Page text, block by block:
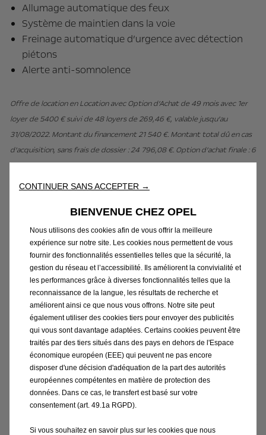
Allumage automatique des feux
Système de maintien dans la voie
Freinage automatique d’urgence avec détection
piétons
Alerte anti-somnolence
Offre de location en Location avec Option d’Achat de 49 mois avec 1er
loyer de 5400 € suivi de 48 loyers de 269,46 €, valable jusqu’au
31/08/2022. Montant du financement 21 540 €. Montant total dû en cas
d’acquisition, sans frais de dossier : 24 796,08 €. Option d’achat finale : 6
462 €. Montants exprimés TTC et hors prestations complémentaires
de 60 ans (sous réserve des conditions d’éligibilité) : un coût total de
950,11 € sur la durée totale du prêt ; un coût mensuel de 19,39 €, qui
s’ajoute à chaque loyer. Le montant de l’assurance facultative
emprunteur varie en fonction de l’âge et du type de garanties. Cette
assurance couvre le Décès, la Perte Totale et Irréversible d’Autonomie,
et l’Incapacité Temporaire Totale de Travail. Offre de location avec
option d’achat, réservée aux particulier non cumulable avec toutes
autres offres en cours dans la limite des stocks disponibles, pour la
commande d’un véhicule chez Autos GM. Sous réserve d’étude et
d’acceptation par le bailleur Somafi-Soguafi : SCA au capital de 19 063
095 € agréée en qualité de société de financement, immatriculée au RCS
de Fort-de-France sous le numéro 303 160 501 - Siège social : ZI les
Mangles97 232 Le Lamentin. Intermédiaire en assurance immatriculé
de rétractation de 14 jours (réductible jusqu’à 3 jours) à compter de son
CONTINUER SANS ACCEPTER →
BIENVENUE CHEZ OPEL
Nous utilisons des cookies afin de vous offrir la meilleure
expérience sur notre site. Les cookies nous permettent de vous
fournir des fonctionnalités essentielles telles que la sécurité, la
gestion du réseau et l’accessibilité. Ils améliorent la convivialité et
les performances grâce à diverses fonctionnalités telles que la
reconnaissance de la langue, les résultats de recherche et
améliorent ainsi ce que nous vous offrons. Notre site peut
également utiliser des cookies tiers pour envoyer des publicités
qui vous sont davantage adaptées. Certains cookies peuvent être
traités par des tiers situés dans des pays en dehors de l'Espace
économique européen (EEE) qui peuvent ne pas encore
disposer d'une décision d'adéquation de la part des autorités
européennes compétentes en matière de protection des
données. Dans ce cas, le transfert est basé sur votre
consentement (art. 49.1a RGPD).
Si vous souhaitez en savoir plus sur les cookies que nous